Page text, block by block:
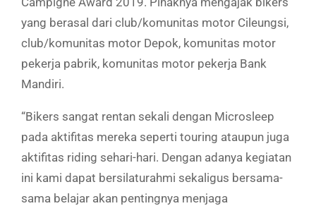
yang berasal dari club/komunitas motor Cileungsi,
club/komunitas motor Depok, komunitas motor
pekerja pabrik, komunitas motor pekerja Bank
Mandiri.
“Bikers sangat rentan sekali dengan Microsleep
pada aktifitas mereka seperti touring ataupun juga
aktifitas riding sehari-hari. Dengan adanya kegiatan
ini kami dapat bersilaturahmi sekaligus bersama-
sama belajar akan pentingnya menjaga